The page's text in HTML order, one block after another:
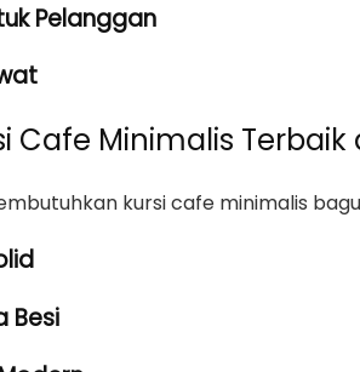
Pelanggan
Cafe Minimalis Terbaik
kursi cafe minimalis
Besi